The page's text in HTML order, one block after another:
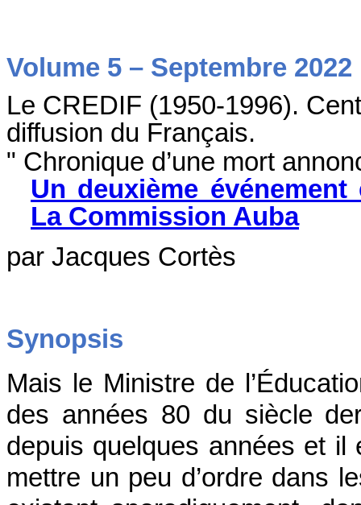
Volume 5 – Septembre 2022
Le CREDIF (1950-1996).
diffusion du Français.
" Chronique d’une mort
Un deuxième
La Commission Auba
par Jacques Cortès
Synopsis
Mais le Ministre de
des années 80 du siècle
depuis quelques années et il
mettre un peu d’ordre dans